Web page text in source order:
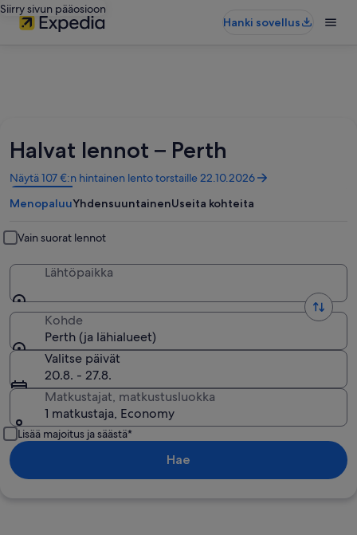
Siirry sivun pääosioon
Hanki sovellus
Halvat lennot – Perth
Näytä 107 €:n hintainen lento torstaille 22.10.2026
Avautuu
uuteen
ikkunaan
MenopaluuYhdensuuntainenUseita kohteita
Vain suorat lennot
Lähtöpaikka
Kohde
Perth (ja lähialueet)
Valitse päivät
20.8. - 27.8.
Matkustajat, matkustusluokka
1 matkustaja, Economy
Lisää majoitus ja säästä*
Hae